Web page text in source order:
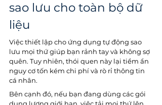
sao lưu cho toàn bộ dữ
liệu
Việc thiết lập cho ứng dụng tự động sao
lưu mọi thứ giúp bạn rảnh tay và không sợ
quên. Tuy nhiên, thói quen này lại tiềm ẩn
nguy cơ tốn kém chi phí và rò rỉ thông tin
cá nhân.
Bên cạnh đó, nếu bạn đang dùng các gói